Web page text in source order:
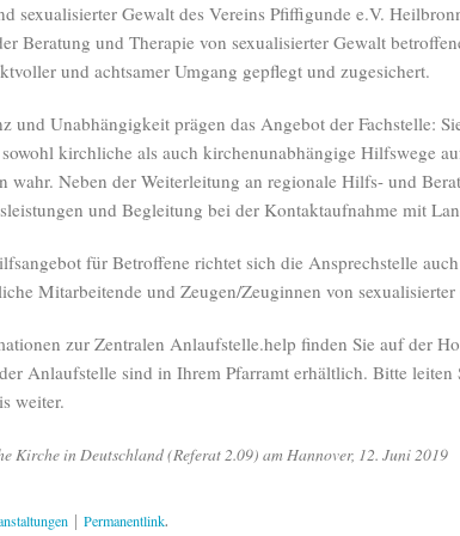
sexualisierter Gewalt des Vereins Pfiffigunde e.V.
Beratung und Therapie von sexualisierter Gewalt
und achtsamer Umgang gepflegt und zugesichert.
und Unabhängigkeit prägen das Angebot der Fachstelle:
kirchliche als auch kirchenunabhängige Hilfswege
wahr. Neben der Weiterleitung an regionale Hilfs- und
und Begleitung bei der Kontaktaufnahme mit
für Betroffene richtet sich die Ansprechstelle
Mitarbeitende und Zeugen/Zeuginnen von sexualisierter
zur Zentralen Anlaufstelle.help finden Sie auf der
Anlaufstelle sind in Ihrem Pfarramt erhältlich. Bitte
weiter.
Kirche in Deutschland (Referat 2.09) am Hannover, 12. Juni 2019
Permanentlink.